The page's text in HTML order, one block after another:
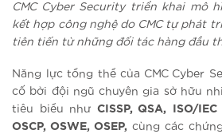
CMC Cyber Security triển khai mô
kết hợp công nghệ do CMC tự phát
tiên tiến từ những đối tác hàng đầu
Năng lực tổng thể của CMC Cyber
cố bởi đội ngũ chuyên gia sở hữu
tiêu biểu như CISSP, QSA, ISO/
OSCP, OSWE, OSEP, cùng các